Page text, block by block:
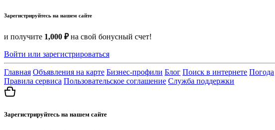
Зарегистрируйтесь на нашем сайте
и получите 1,000 ₽на свой бонусный счет!
Войти или зарегистрироваться
Главная Объявления на карте Бизнес-профили Блог Поиск в интернете Погода
Правила сервиса Пользовательское соглашение Служба поддержки
Зарегистрируйтесь на нашем сайте